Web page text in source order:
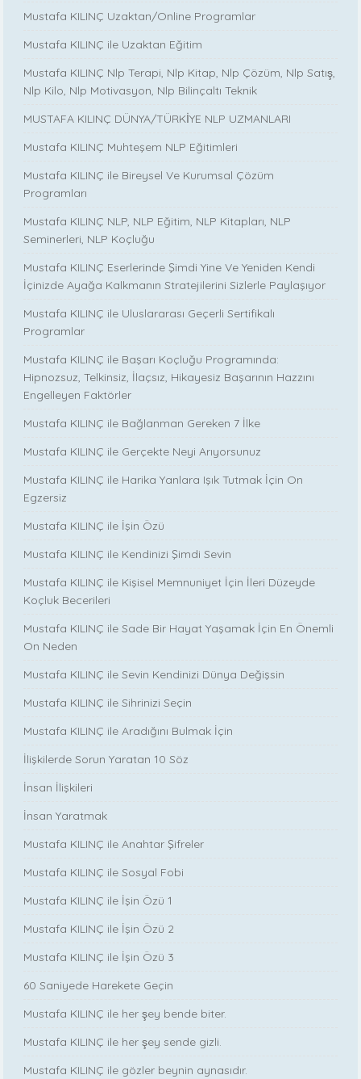
Mustafa KILINÇ Uzaktan/Online Programlar
Mustafa KILINÇ ile Uzaktan Eğitim
Mustafa KILINÇ Nlp Terapi, Nlp Kitap, Nlp Çözüm, Nlp Satış,
Nlp Kilo, Nlp Motivasyon, Nlp Bilinçaltı Teknik
MUSTAFA KILINÇ DÜNYA/TÜRKİYE NLP UZMANLARI
Mustafa KILINÇ Muhteşem NLP Eğitimleri
Mustafa KILINÇ ile Bireysel Ve Kurumsal Çözüm
Programları
Mustafa KILINÇ NLP, NLP Eğitim, NLP Kitapları, NLP
Seminerleri, NLP Koçluğu
Mustafa KILINÇ Eserlerinde Şimdi Yine Ve Yeniden Kendi
İçinizde Ayağa Kalkmanın Stratejilerini Sizlerle Paylaşıyor
Mustafa KILINÇ ile Uluslararası Geçerli Sertifikalı
Programlar
Mustafa KILINÇ ile Başarı Koçluğu Programında:
Hipnozsuz, Telkinsiz, İlaçsız, Hikayesiz Başarının Hazzını
Engelleyen Faktörler
Mustafa KILINÇ ile Bağlanman Gereken 7 İlke
Mustafa KILINÇ ile Gerçekte Neyi Arıyorsunuz
Mustafa KILINÇ ile Harika Yanlara Işık Tutmak İçin On
Egzersiz
Mustafa KILINÇ ile İşin Özü
Mustafa KILINÇ ile Kendinizi Şimdi Sevin
Mustafa KILINÇ ile Kişisel Memnuniyet İçin İleri Düzeyde
Koçluk Becerileri
Mustafa KILINÇ ile Sade Bir Hayat Yaşamak İçin En Önemli
On Neden
Mustafa KILINÇ ile Sevin Kendinizi Dünya Değişsin
Mustafa KILINÇ ile Sihrinizi Seçin
Mustafa KILINÇ ile Aradığını Bulmak İçin
İlişkilerde Sorun Yaratan 10 Söz
İnsan İlişkileri
İnsan Yaratmak
Mustafa KILINÇ ile Anahtar Şifreler
Mustafa KILINÇ ile Sosyal Fobi
Mustafa KILINÇ ile İşin Özü 1
Mustafa KILINÇ ile İşin Özü 2
Mustafa KILINÇ ile İşin Özü 3
60 Saniyede Harekete Geçin
Mustafa KILINÇ ile her şey bende biter.
Mustafa KILINÇ ile her şey sende gizli.
Mustafa KILINÇ ile gözler beynin aynasıdır.